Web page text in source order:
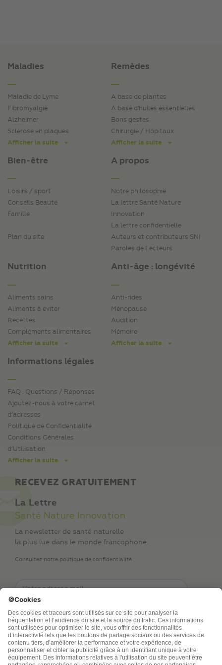
Maladies
Maladie de Lyme
Fibromyalgie
Alzheimer
Sclérose en plaques
Afficher la suite
Bien-être
Loisirs / sport
Conseils Beauté
Famille
Plan du site
Remèdes
A base de plantes
A base d'huiles essentielles
Bons gestes
Chirurgie / Hôpitaux
Afficher la suite
A propos
Notre philosophie
La lettre Santé Nature
Innovation
La lettre confidentielle
Auteurs et contributeurs SNI
Paroles de Lecteurs
Nutrition
Aliments sains
Aliments à éviter
Recettes
Compléments alimentaires
Afficher la suite
Informations légales
FAQ : Questions / Réponses
Ajoutez-nous à votre carnet
d’adresses
Politique de Confidentialité
Conditions Générales
d’Utilisation
Afficher la suite
Anti-âge : longévité
Anti-rides
Ménopause
Audition
Mémoire
Afficher la suite
RECEVEZ GRATUITEMENT
La Lettre
Santé Nature Innovation
La newsletter de santé naturelle
la plus lue dans le monde francophone.
Consultez notre politique de confidentialité
TSA Publications SA collecte mes nom, prénom,
adresse de messagerie électronique et numéro de
téléphone afin de répondre aux demandes de
renseignements. Ce traitement est nécessaire à